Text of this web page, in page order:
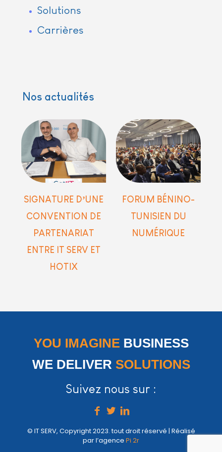
Solutions
Carrières
Nos actualités
SIGNATURE D’UNE
CONVENTION DE
PARTENARIAT
ENTRE IT SERV ET
HOTIX
FORUM BÉNINO-
TUNISIEN DU
NUMÉRIQUE​
YOU IMAGINE BUSINESS
WE DELIVER SOLUTIONS
Suivez nous sur :
© IT SERV, Copyright 2023. tout droit réservé | Réalisé
par l’agence Pi 2r